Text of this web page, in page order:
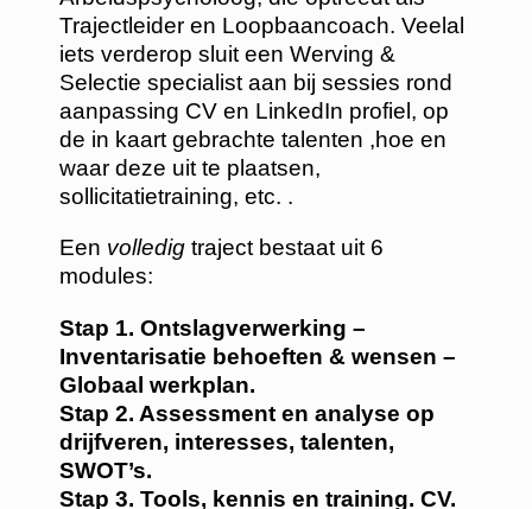
Trajectleider en Loopbaancoach. Veelal
iets verderop sluit een Werving &
Selectie specialist aan bij sessies rond
aanpassing CV en LinkedIn profiel, op
de in kaart gebrachte talenten ,hoe en
waar deze uit te plaatsen,
sollicitatietraining, etc. .
Een volledig traject bestaat uit 6
modules:
Stap 1. Ontslagverwerking –
Inventarisatie behoeften & wensen –
Globaal werkplan.
Stap 2. Assessment en analyse op
drijfveren, interesses, talenten,
SWOT’s.
Stap 3. Tools, kennis en training. CV.